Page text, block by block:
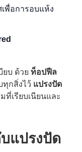
พื่อการอบแห้ง
ยบ ด้วย ท็อปฟีล
ทุกสิ่งไว้ แปรงปัด
ที่เรียบเนียนและ
แปรงปัด